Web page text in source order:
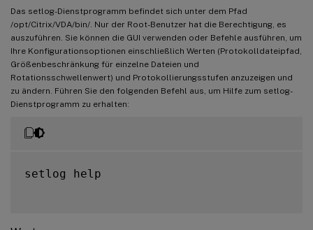
Das setlog-Dienstprogramm befindet sich unter dem Pfad
/opt/Citrix/VDA/bin/. Nur der Root-Benutzer hat die Berechtigung, es
auszuführen. Sie können die GUI verwenden oder Befehle ausführen, um
Ihre Konfigurationsoptionen einschließlich Werten (Protokolldateipfad,
Größenbeschränkung für einzelne Dateien und
Rotationsschwellenwert) und Protokollierungsstufen anzuzeigen und
zu ändern. Führen Sie den folgenden Befehl aus, um Hilfe zum setlog-
Dienstprogramm zu erhalten:
setlog help